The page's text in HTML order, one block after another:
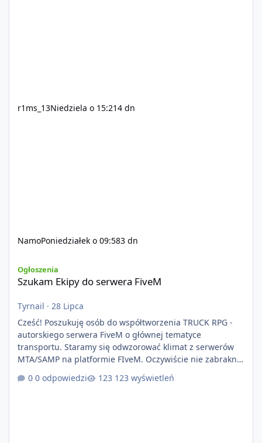
r1ms_13Niedziela o 15:214 dn
NamoPoniedziałek o 09:583 dn
Ogłoszenia
Szukam Ekipy do serwera FiveM
Tyrnail · 28 Lipca
Cześć! Poszukuję osób do współtworzenia TRUCK RPG -
autorskiego serwera FiveM o głównej tematyce
transportu. Staramy się odwzorować klimat z serwerów
MTA/SAMP na platformie FIveM. Oczywiście nie zabraknie
kontentu dla graczy którzy chcą robić coś innego niż
jeździć ciężarówką. Projekt tworzony jest od podstaw z
0 odpowiedzi 123 wyświetleń